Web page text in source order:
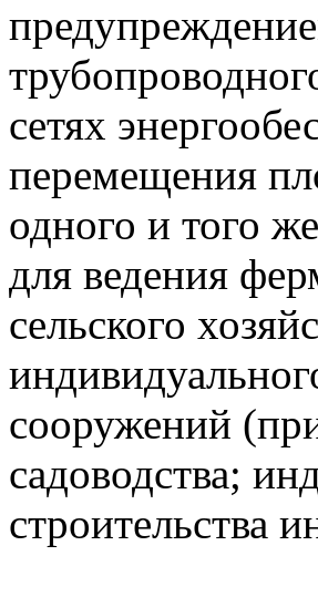
сетях
перемещения
одного и того
для ведения
сельского
сооружений
садоводства;
строительства